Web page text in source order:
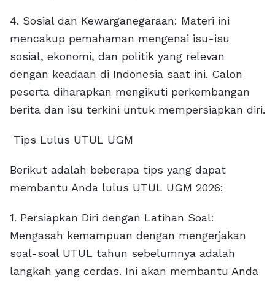
4. Sosial dan Kewarganegaraan: Materi ini
mencakup pemahaman mengenai isu-isu
sosial, ekonomi, dan politik yang relevan
dengan keadaan di Indonesia saat ini. Calon
peserta diharapkan mengikuti perkembangan
berita dan isu terkini untuk mempersiapkan diri.
Tips Lulus UTUL UGM
Berikut adalah beberapa tips yang dapat
membantu Anda lulus UTUL UGM 2026:
1. Persiapkan Diri dengan Latihan Soal:
Mengasah kemampuan dengan mengerjakan
soal-soal UTUL tahun sebelumnya adalah
langkah yang cerdas. Ini akan membantu Anda